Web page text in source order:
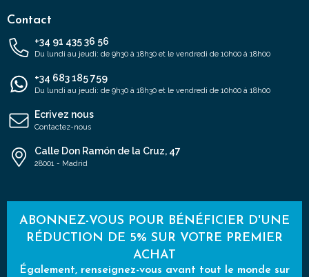
Contact
+34 91 435 36 56
Du lundi au jeudi: de 9h30 à 18h30 et le vendredi de 10h00 à 18h00
+34 683 185 759
Du lundi au jeudi: de 9h30 à 18h30 et le vendredi de 10h00 à 18h00
Ecrivez nous
Contactez-nous
Calle Don Ramón de la Cruz, 47
28001 - Madrid
ABONNEZ-VOUS POUR BÉNÉFICIER D'UNE
RÉDUCTION DE 5% SUR VOTRE PREMIER
ACHAT
Également, renseignez-vous avant tout le monde sur